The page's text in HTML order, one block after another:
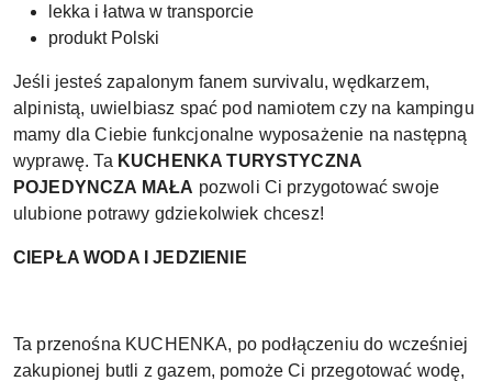
lekka i łatwa w transporcie
produkt Polski
Jeśli jesteś zapalonym fanem survivalu, wędkarzem,
alpinistą, uwielbiasz spać pod namiotem czy na kampingu
mamy dla Ciebie funkcjonalne wyposażenie na następną
wyprawę. Ta KUCHENKA TURYSTYCZNA
POJEDYNCZA MAŁA pozwoli Ci przygotować swoje
ulubione potrawy gdziekolwiek chcesz!
CIEPŁA WODA I JEDZIENIE
Ta przenośna KUCHENKA, po podłączeniu do wcześniej
zakupionej butli z gazem, pomoże Ci przegotować wodę,